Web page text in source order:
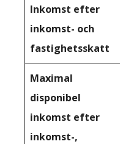
Inkomst efter
inkomst- och
fastighetsskatt
Maximal
disponibel
inkomst efter
inkomst-,